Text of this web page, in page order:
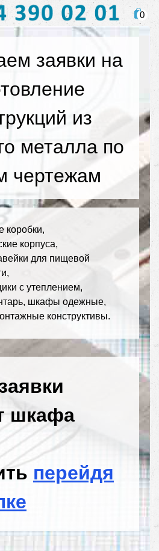
0
заявки на
из
металла по
чертежам
коробки,
корпуса,
для пищевой
с утеплением,
шкафы одежные,
конструктивы.
шкафа
перейдя